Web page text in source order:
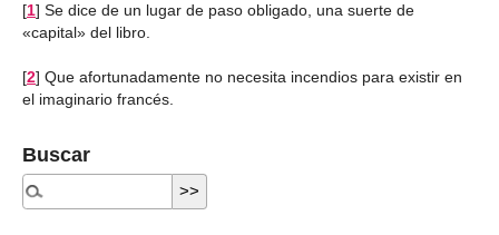
[1] Se dice de un lugar de paso obligado, una suerte de
«capital» del libro.
[2] Que afortunadamente no necesita incendios para existir en
el imaginario francés.
Buscar